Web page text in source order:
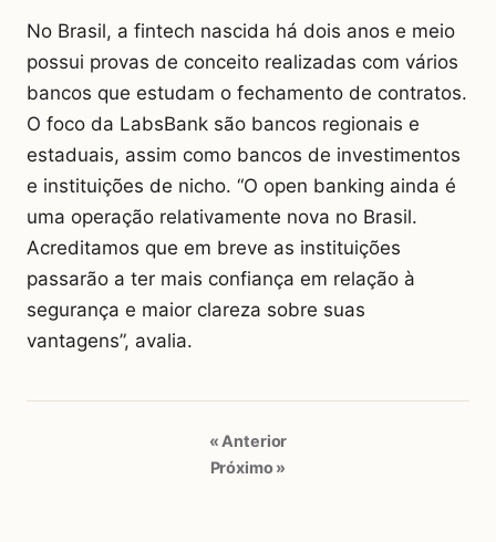
No Brasil, a fintech nascida há dois anos e meio
possui provas de conceito realizadas com vários
bancos que estudam o fechamento de contratos.
O foco da LabsBank são bancos regionais e
estaduais, assim como bancos de investimentos
e instituições de nicho. “O open banking ainda é
uma operação relativamente nova no Brasil.
Acreditamos que em breve as instituições
passarão a ter mais confiança em relação à
segurança e maior clareza sobre suas
vantagens”, avalia.
« Anterior
Próximo »